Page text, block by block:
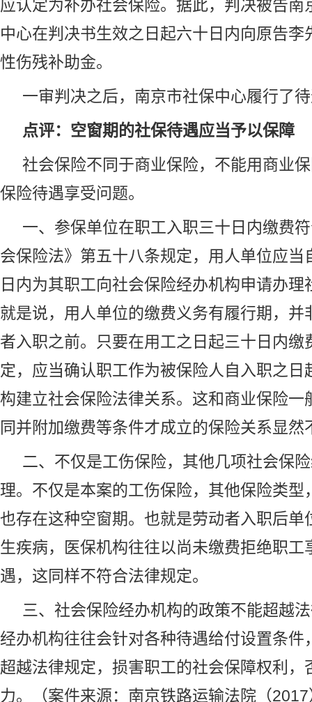
应认定为补办社会保险。据此，判决被告南
中心在判决书生效之日起六十日内向原告李
性伤残补助金。
一审判决之后，南京市社保中心履行了
点评：空窗期的社保待遇应当予以保障
社会保险不同于商业保险，不能用商业
保险待遇享受问题。
一、参保单位在职工入职三十日内缴费
会保险法》第五十八条规定，用人单位应当
日内为其职工向社会保险经办机构申请办理
就是说，用人单位的缴费义务有履行期，并
者入职之前。只要在用工之日起三十日内缴
定，应当确认职工作为被保险人自入职之日
构建立社会保险法律关系。这和商业保险一
同并附加缴费等条件才成立的保险关系显然
二、不仅是工伤保险，其他几项社会保
理。不仅是本案的工伤保险，其他保险类型
也存在这种空窗期。也就是劳动者入职后单
生疾病，医保机构往往以尚未缴费拒绝职工
遇，这同样不符合法律规定。
三、社会保险经办机构的政策不能超越
经办机构往往会针对各种待遇给付设置条件
超越法律规定，损害职工的社会保障权利，
力。（案件来源：南京铁路运输法院（